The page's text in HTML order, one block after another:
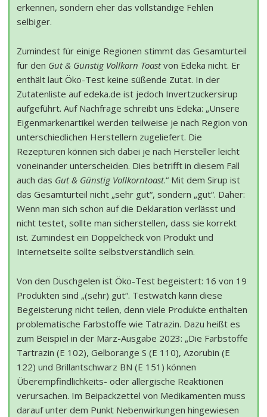
erkennen, sondern eher das vollständige Fehlen
selbiger.
Zumindest für einige Regionen stimmt das Gesamturteil
für den Gut & Günstig Vollkorn Toastvon Edeka nicht. Er
enthält laut Öko-Test keine süßende Zutat. In der
Zutatenliste auf edeka.de ist jedoch Invertzuckersirup
aufgeführt. Auf Nachfrage schreibt uns Edeka: „Unsere
Eigenmarkenartikel werden teilweise je nach Region von
unterschiedlichen Herstellern zugeliefert. Die
Rezepturen können sich dabei je nach Hersteller leicht
voneinander unterscheiden. Dies betrifft in diesem Fall
auch das Gut & Günstig Vollkorntoast.“ Mit dem Sirup ist
das Gesamturteil nicht „sehr gut“, sondern „gut“. Daher:
Wenn man sich schon auf die Deklaration verlässt und
nicht testet, sollte man sicherstellen, dass sie korrekt
ist. Zumindest ein Doppelcheck von Produkt und
Internetseite sollte selbstverständlich sein.
Von den Duschgelen ist Öko-Test begeistert: 16 von 19
Produkten sind „(sehr) gut“. Testwatch kann diese
Begeisterung nicht teilen, denn viele Produkte enthalten
problematische Farbstoffe wie Tatrazin. Dazu heißt es
zum Beispiel in der März-Ausgabe 2023: „Die Farbstoffe
Tartrazin (E 102), Gelborange S (E 110), Azorubin (E
122) und Brillantschwarz BN (E 151) können
Überempfindlichkeits- oder allergische Reaktionen
verursachen. Im Beipackzettel von Medikamenten muss
darauf unter dem Punkt Nebenwirkungen hingewiesen